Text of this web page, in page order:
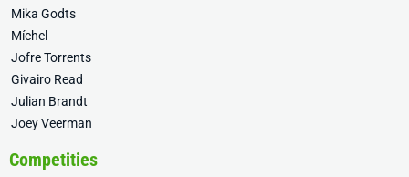
Mika Godts
Míchel
Jofre Torrents
Givairo Read
Julian Brandt
Joey Veerman
Competities